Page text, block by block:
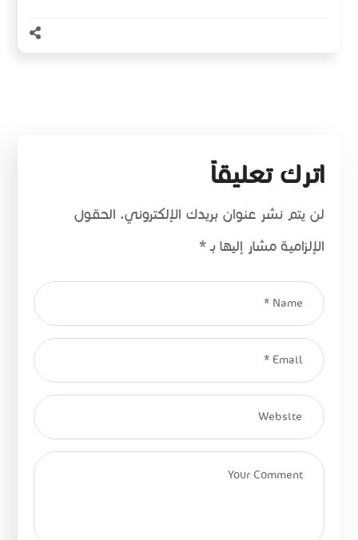
اترك تعليقاً
لن يتم نشر عنوان بريدك الإلكتروني. الحقول
الإلزامية مشار إليها بـ*